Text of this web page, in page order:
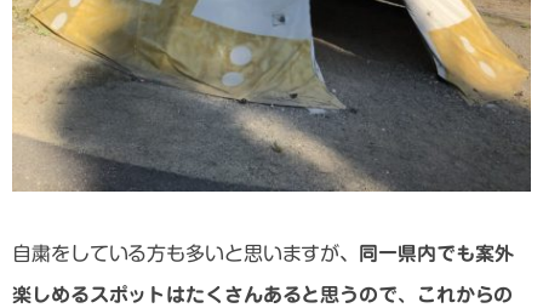
自粛をしている方も多いと思いますが、 同一県内でも案外
楽しめるスポットはたくさんあると思うので、これからの